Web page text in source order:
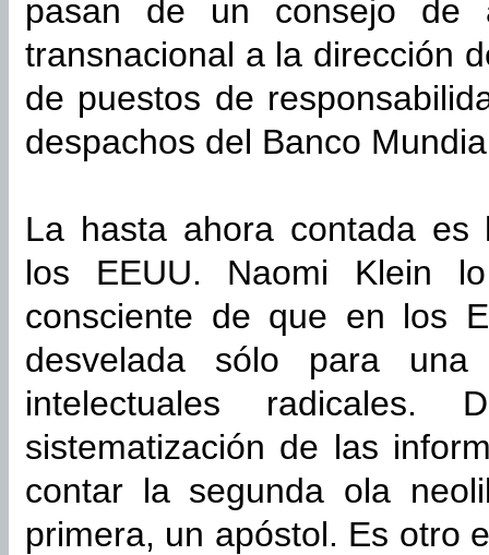
pasan de un consejo de
transnacional a la dirección
de puestos de
despachos del Banco
La hasta ahora contada es
los EEUU. Naomi Klein
consciente de que en los
desvelada sólo para
intelectuales
sistematización de las
contar la segunda ola
primera, un apóstol. Es otro